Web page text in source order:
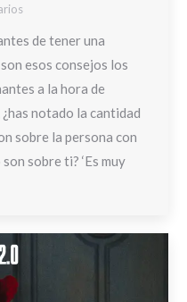
de tener una
esos consejos los
a la hora de
notado la cantidad
sobre la persona con
sobre ti? ‘Es muy